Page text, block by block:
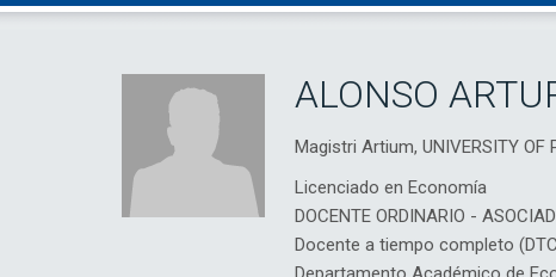
ALONSO
Magistri Artium, UNIVERSITY OF
Licenciado en Economía
DOCENTE ORDINARIO -
Docente a tiempo completo